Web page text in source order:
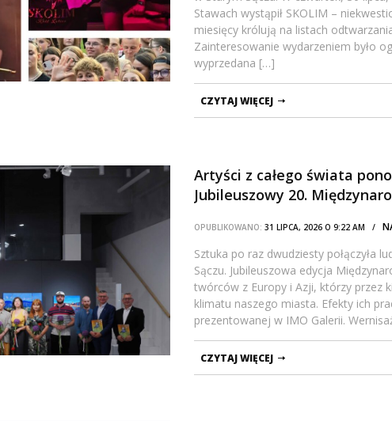
Stawach wystąpił SKOLIM –
miesięcy królują na listach
Zainteresowanie wydarzeniem było
wyprzedana […]
CZYTAJ WIĘCEJ
Artyści z całego świata
Jubileuszowy 20.
OPUBLIKOWANO: 31 LIPCA, 2026 O 9:22 AM /
Sztuka po raz dwudziesty połączyła
Sączu. Jubileuszowa edycja
twórców z Europy i Azji, którzy przez
klimatu naszego miasta. Efekty ich
prezentowanej w IMO Galerii.
CZYTAJ WIĘCEJ